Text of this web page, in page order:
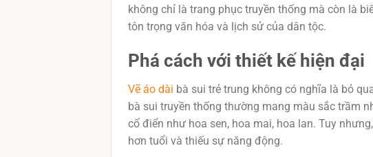
không chỉ là trang phục truyền thống mà còn là
tôn trọng văn hóa và lịch sử của dân tộc.
Phá cách với thiết kế hiện đại
Vẽ áo dài bà sui trẻ trung không có nghĩa là bỏ
bà sui truyền thống thường mang màu sắc trầm
cổ điển như hoa sen, hoa mai, hoa lan. Tuy
hơn tuổi và thiếu sự năng động.